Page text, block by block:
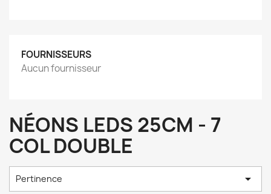
FOURNISSEURS
Aucun fournisseur
NÉONS LEDS 25CM - 7
COL DOUBLE
Pertinence 